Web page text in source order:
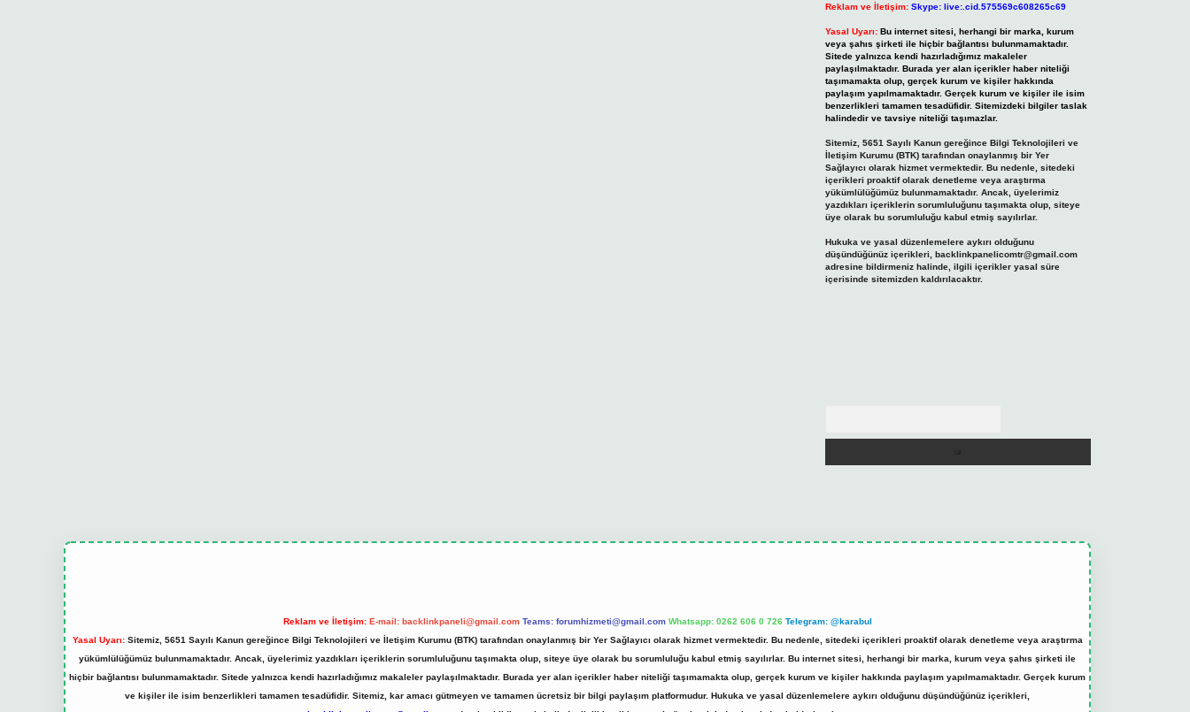
Reklam ve İletişim: Skype: live:.cid.575569c608265c69
Yasal Uyarı: Bu internet sitesi, herhangi bir marka, kurum
veya şahıs şirketi ile hiçbir bağlantısı bulunmamaktadır.
Sitede yalnızca kendi hazırladığımız makaleler
paylaşılmaktadır. Burada yer alan içerikler haber niteliği
taşımamakta olup, gerçek kurum ve kişiler hakkında
paylaşım yapılmamaktadır. Gerçek kurum ve kişiler ile isim
benzerlikleri tamamen tesadüfidir. Sitemizdeki bilgiler taslak
halindedir ve tavsiye niteliği taşımazlar.
Sitemiz, 5651 Sayılı Kanun gereğince Bilgi Teknolojileri ve
İletişim Kurumu (BTK) tarafından onaylanmış bir Yer
Sağlayıcı olarak hizmet vermektedir. Bu nedenle, sitedeki
içerikleri proaktif olarak denetleme veya araştırma
yükümlülüğümüz bulunmamaktadır. Ancak, üyelerimiz
yazdıkları içeriklerin sorumluluğunu taşımakta olup, siteye
üye olarak bu sorumluluğu kabul etmiş sayılırlar.
Hukuka ve yasal düzenlemelere aykırı olduğunu
düşündüğünüz içerikleri, backlinkpanelicomtr@gmail.com
adresine bildirmeniz halinde, ilgili içerikler yasal süre
içerisinde sitemizden kaldırılacaktır.
Reklam ve İletişim: E-mail: backlinkpaneli@gmail.com Teams: forumhizmeti@gmail.com Whatsapp: 0262 606 0 726 Telegram: @karabul
Yasal Uyarı:Sitemiz, 5651 Sayılı Kanun gereğince Bilgi Teknolojileri ve İletişim Kurumu (BTK) tarafından onaylanmış bir Yer Sağlayıcı olarak hizmet vermektedir. Bu nedenle, sitedeki içerikleri proaktif olarak denetleme veya araştırma
yükümlülüğümüz bulunmamaktadır. Ancak, üyelerimiz yazdıkları içeriklerin sorumluluğunu taşımakta olup, siteye üye olarak bu sorumluluğu kabul etmiş sayılırlar. Bu internet sitesi, herhangi bir marka, kurum veya şahıs şirketi ile
hiçbir bağlantısı bulunmamaktadır. Sitede yalnızca kendi hazırladığımız makaleler paylaşılmaktadır. Burada yer alan içerikler haber niteliği taşımamakta olup, gerçek kurum ve kişiler hakkında paylaşım yapılmamaktadır. Gerçek kurum
ve kişiler ile isim benzerlikleri tamamen tesadüfidir. Sitemiz, kar amacı gütmeyen ve tamamen ücretsiz bir bilgi paylaşım platformudur. Hukuka ve yasal düzenlemelere aykırı olduğunu düşündüğünüz içerikleri,